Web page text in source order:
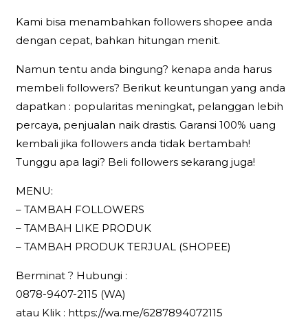
Kami bisa menambahkan followers shopee anda
dengan cepat, bahkan hitungan menit.
Namun tentu anda bingung? kenapa anda harus
membeli followers? Berikut keuntungan yang anda
dapatkan : popularitas meningkat, pelanggan lebih
percaya, penjualan naik drastis. Garansi 100% uang
kembali jika followers anda tidak bertambah!
Tunggu apa lagi? Beli followers sekarang juga!
MENU:
– TAMBAH FOLLOWERS
– TAMBAH LIKE PRODUK
– TAMBAH PRODUK TERJUAL (SHOPEE)
Berminat ? Hubungi :
0878-9407-2115 (WA)
atau Klik : https://wa.me/6287894072115